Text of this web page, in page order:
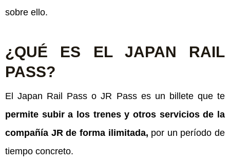
sobre ello.
¿QUÉ ES EL JAPAN RAIL
PASS?
El Japan Rail Pass o JR Pass es un billete que te
permite subir a los trenes y otros servicios de la
compañía JR de forma ilimitada, por un período de
tiempo concreto.